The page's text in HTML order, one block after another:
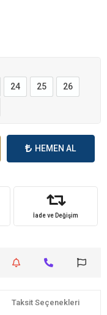
24 25 26
HEMEN AL
İade ve Değişim
Taksit Seçenekleri